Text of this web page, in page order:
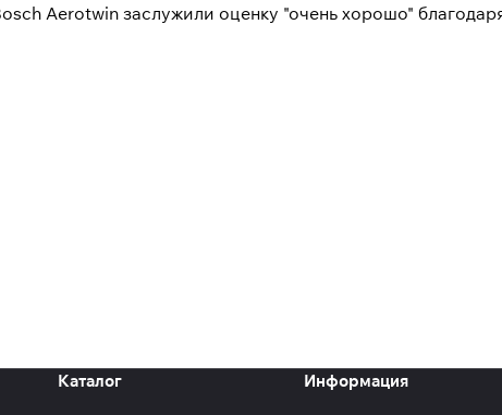
Aerotwin заслужили оценку "очень хорошо"
Каталог Информация